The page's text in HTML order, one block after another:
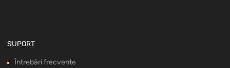
SUPORT
Întrebări frecvente